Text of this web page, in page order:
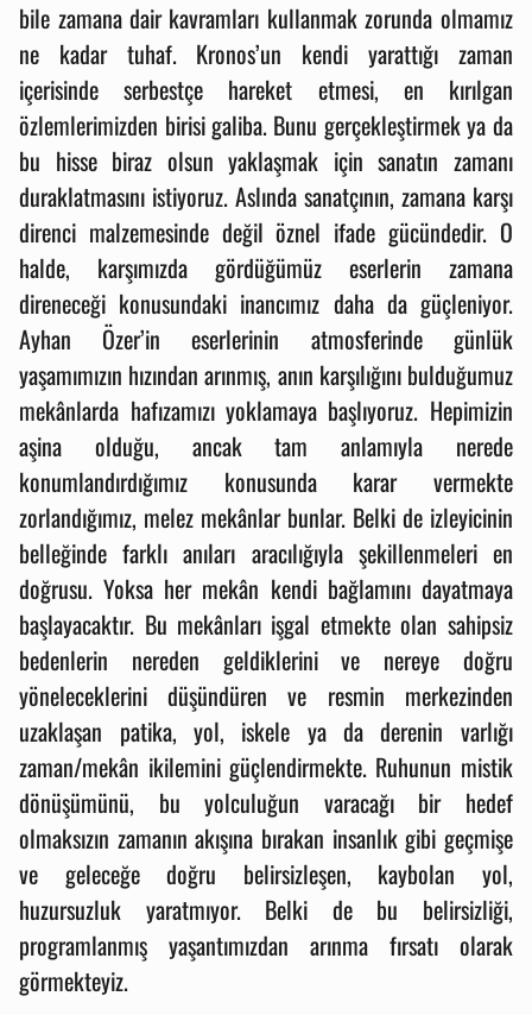
bile zamana dair kavramları kullanmak zorunda olmamız
ne kadar tuhaf. Kronos’un kendi yarattığı zaman
içerisinde serbestçe hareket etmesi, en kırılgan
özlemlerimizden birisi galiba. Bunu gerçekleştirmek ya da
bu hisse biraz olsun yaklaşmak için sanatın zamanı
duraklatmasını istiyoruz. Aslında sanatçının, zamana karşı
direnci malzemesinde değil öznel ifade gücündedir. O
halde, karşımızda gördüğümüz eserlerin zamana
direneceği konusundaki inancımız daha da güçleniyor.
Ayhan Özer’in eserlerinin atmosferinde günlük
yaşamımızın hızından arınmış, anın karşılığını bulduğumuz
mekânlarda hafızamızı yoklamaya başlıyoruz. Hepimizin
aşina olduğu, ancak tam anlamıyla nerede
konumlandırdığımız konusunda karar vermekte
zorlandığımız, melez mekânlar bunlar. Belki de izleyicinin
belleğinde farklı anıları aracılığıyla şekillenmeleri en
doğrusu. Yoksa her mekân kendi bağlamını dayatmaya
başlayacaktır. Bu mekânları işgal etmekte olan sahipsiz
bedenlerin nereden geldiklerini ve nereye doğru
yöneleceklerini düşündüren ve resmin merkezinden
uzaklaşan patika, yol, iskele ya da derenin varlığı
zaman/mekân ikilemini güçlendirmekte. Ruhunun mistik
dönüşümünü, bu yolculuğun varacağı bir hedef
olmaksızın zamanın akışına bırakan insanlık gibi geçmişe
ve geleceğe doğru belirsizleşen, kaybolan yol,
huzursuzluk yaratmıyor. Belki de bu belirsizliği,
programlanmış yaşantımızdan arınma fırsatı olarak
görmekteyiz.